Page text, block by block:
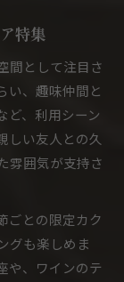
特集
間として注目さ
い、趣味仲間と
ど、利用シーン
しい友人との久
雰囲気が支持さ
ごとの限定カク
グも楽しめま
や、ワインのテ